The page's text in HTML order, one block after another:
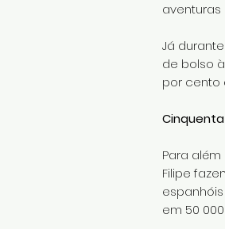
Já
de bolso
por cento
Para
Filipe
em 50